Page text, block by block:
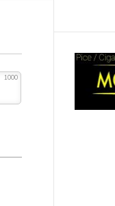
1000